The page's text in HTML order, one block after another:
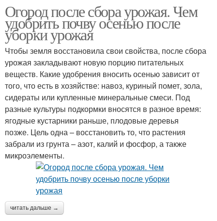
Огород после сбора урожая. Чем
удобрить почву осенью после
уборки урожая
Чтобы земля восстановила свои свойства, после сбора
урожая закладывают новую порцию питательных
веществ. Какие удобрения вносить осенью зависит от
того, что есть в хозяйстве: навоз, куриный помет, зола,
сидераты или купленные минеральные смеси. Под
разные культуры подкормки вносятся в разное время:
ягодные кустарники раньше, плодовые деревья
позже. Цель одна – восстановить то, что растения
забрали из грунта – азот, калий и фосфор, а также
микроэлементы.
читать дальше →